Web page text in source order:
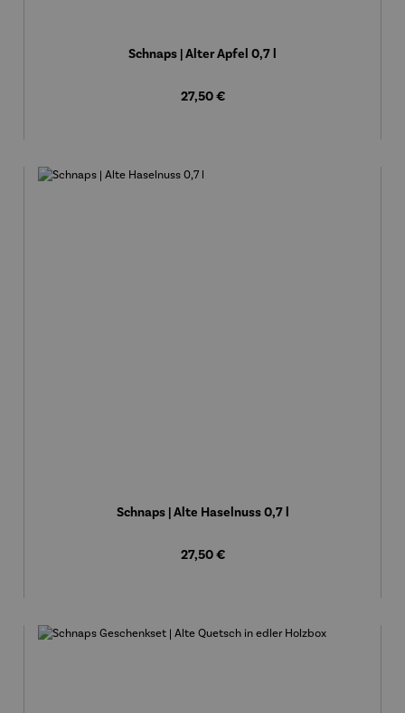
Schnaps | Alter Apfel 0,7 l
Regulärer Preis:
27,50 €
Schnaps | Alte Haselnuss 0,7 l
Regulärer Preis:
27,50 €